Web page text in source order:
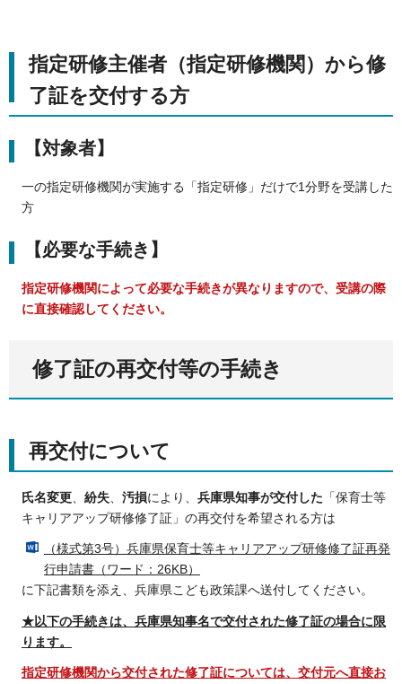
指定研修主催者（指定研修機関）から修
了証を交付する方
【対象者】
一の指定研修機関が実施する「指定研修」だけで1分野を受講した
方
【必要な手続き】
指定研修機関によって必要な手続きが異なりますので、受講の際
に直接確認してください。
修了証の再交付等の手続き
再交付について
氏名変更 紛失 汚損により、 兵庫県知事が交付した 「保育士等
キャリアアップ研修修了証」の再交付を希望される方は
（様式第3号）兵庫県保育士等キャリアアップ研修修了証再発
行申請書（ワード：26KB）
に下記書類を添え、兵庫県こども政策課へ送付してください。
★以下の手続きは、兵庫県知事名で交付された修了証の場合に限
ります。
指定研修機関から交付された修了証については、 交付元へ直接お